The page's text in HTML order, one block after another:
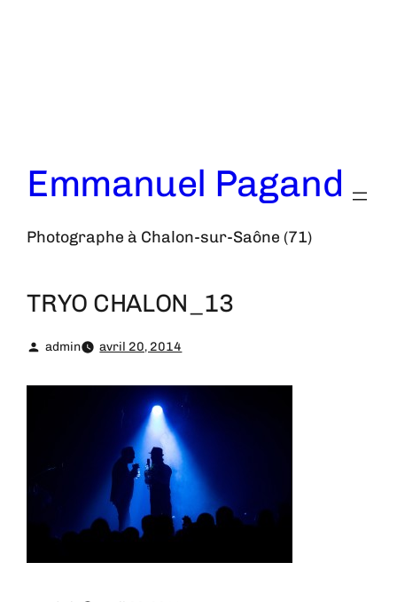
Emmanuel Pagand
Photographe à Chalon-sur-Saône (71)
TRYO CHALON_13
admin avril 20, 2014